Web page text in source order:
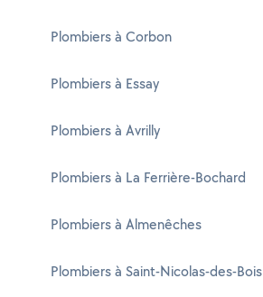
Plombiers à Corbon
Plombiers à Essay
Plombiers à Avrilly
Plombiers à La Ferrière-Bochard
Plombiers à Almenêches
Plombiers à Saint-Nicolas-des-Bois